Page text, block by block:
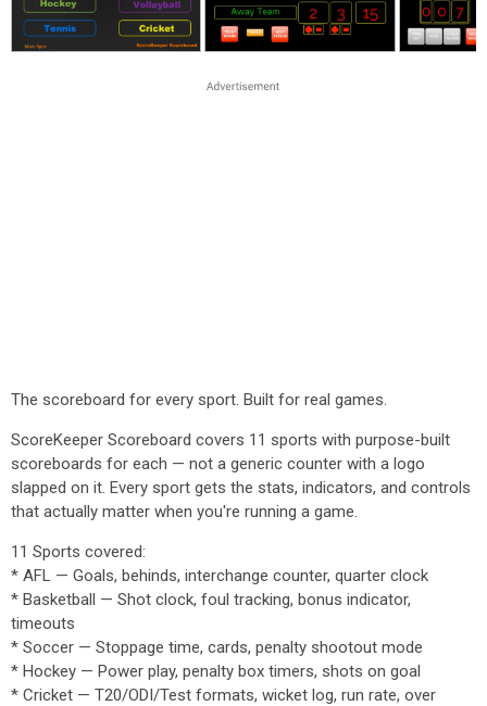
The scoreboard for every sport. Built for real games.
ScoreKeeper Scoreboard covers 11 sports with purpose-built
scoreboards for each — not a generic counter with a logo
slapped on it. Every sport gets the stats, indicators, and controls
that actually matter when you're running a game.
11 Sports covered:
* AFL — Goals, behinds, interchange counter, quarter clock
* Basketball — Shot clock, foul tracking, bonus indicator,
timeouts
* Soccer — Stoppage time, cards, penalty shootout mode
* Hockey — Power play, penalty box timers, shots on goal
* Cricket — T20/ODI/Test formats, wicket log, run rate, over